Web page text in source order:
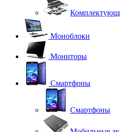
Моноблоки
Мониторы
Смартфоны
Смартфоны